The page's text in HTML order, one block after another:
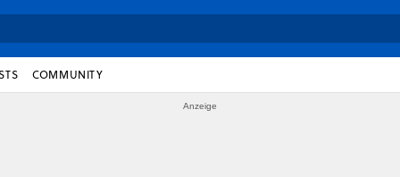
COMMUNITY